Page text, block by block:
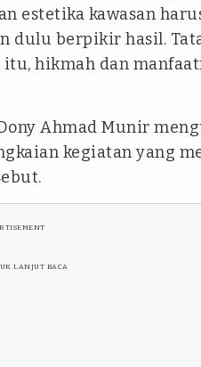
estetika kawasan
dulu berpikir hasil.
hikmah dan
Ahmad Munir
kegiatan yang
LANJUT BACA